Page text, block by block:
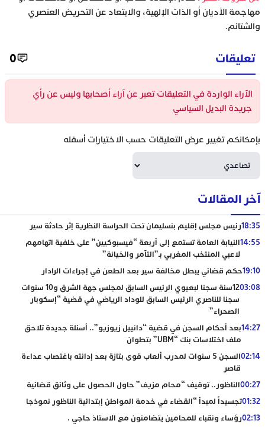
مهاجمة الأديان أو الذات الإلهية، والابتعاد عن التحريض العنصري
والشتائم.
تعليقات 0
الآراء الواردة في التعليقات تعبر عن آراء أصحابها وليس عن رأي
جريدة البديل السياسي
بإمكانكم تغيير عرض التعليقات حسب الاختيارات أسفله
آخر المقالات
18:35رئيس مجلس إقليم بنسليمان تحت الحراسة النظرية إثر حادثة سير
14:55النيابة العامة تستمع إلى أربعة “فيسبوكيين” على خلفية اتهامهم
لاعبي المنتخب المغربي بـ”التآمر والخيانة”
19:10حكم قضائي يبطل مخالفة سير بعد الطعن في إجراءات الرادار
03:08
12سنة سجنا لبعيوي الرئيس السابق لمجلس جهة الشرق و10 سنوات
سجنا للناصري الرئيس السابق للوداد الرياضي في قضية “إسكوبار
الصحراء”
14:27بعد أحكام السجن في قضية “دانييل زيوزيو”.. أسئلة جديدة تلاحق
ملف اختلاسات بنك “UBM” بتطوان
02:14
السجن 5 سنوات لمدرب ألعاب قوى بتازة بعد إدانته باغتصاب عداءة
قاصر
00:27الناظور.. توقيف “محام مزيف” حاول الحصول على وثائق قضائية
01:32تجسيداً لمبدأ “القضاء في خدمة المواطن إبتدائية الناظور نموذجا
02:13رؤساء ونقباء للمحامين يتضامنون مع الاستاذ حاجي .